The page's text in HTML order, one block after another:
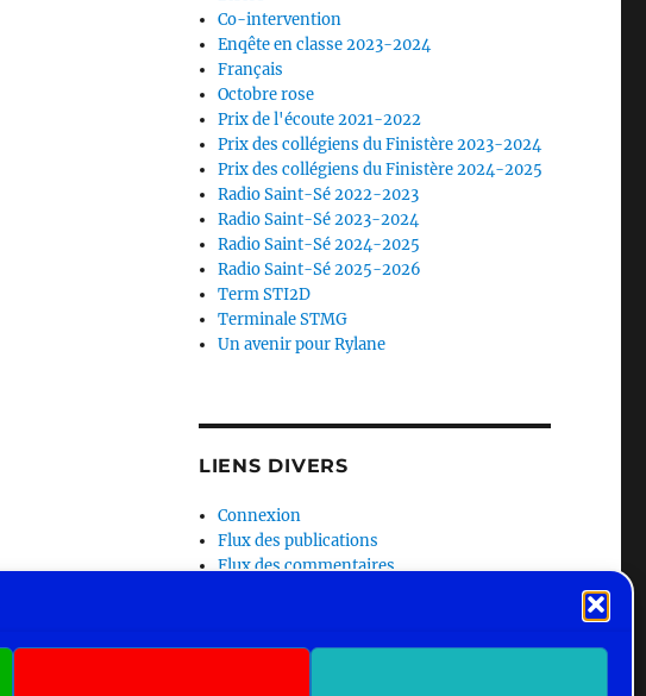
Co-intervention
Enqête en classe 2023-2024
Français
Octobre rose
Prix de l'écoute 2021-2022
Prix des collégiens du Finistère 2023-2024
Prix des collégiens du Finistère 2024-2025
Radio Saint-Sé 2022-2023
Radio Saint-Sé 2023-2024
Radio Saint-Sé 2024-2025
Radio Saint-Sé 2025-2026
Term STI2D
Terminale STMG
Un avenir pour Rylane
LIENS DIVERS
Connexion
Flux des publications
Flux des commentaires